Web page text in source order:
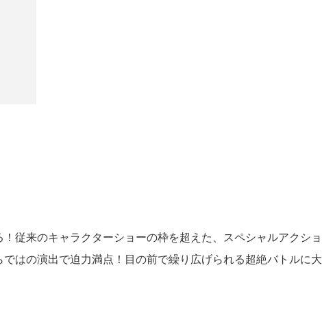
従来のキャラクターショーの枠を超えた、スペシャルアクシ
はの演出で迫力満点！目の前で繰り広げられる超絶バトルに